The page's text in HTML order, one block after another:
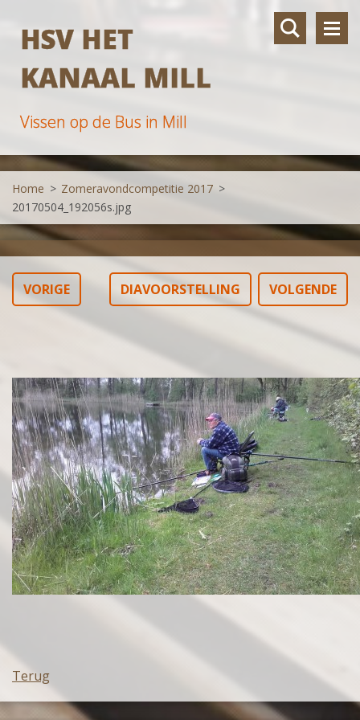
HSV HET
KANAAL MILL
Vissen op de Bus in Mill
Home > Zomeravondcompetitie 2017 >
20170504_192056s.jpg
VORIGE DIAVOORSTELLING VOLGENDE
Terug